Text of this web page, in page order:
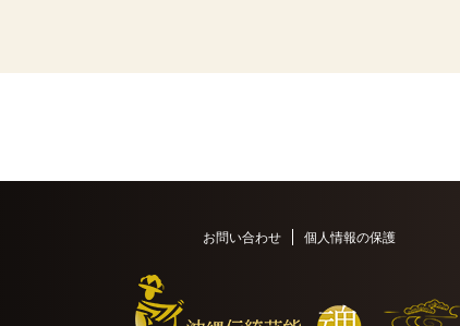
お問い合わせ 個人情報の保護